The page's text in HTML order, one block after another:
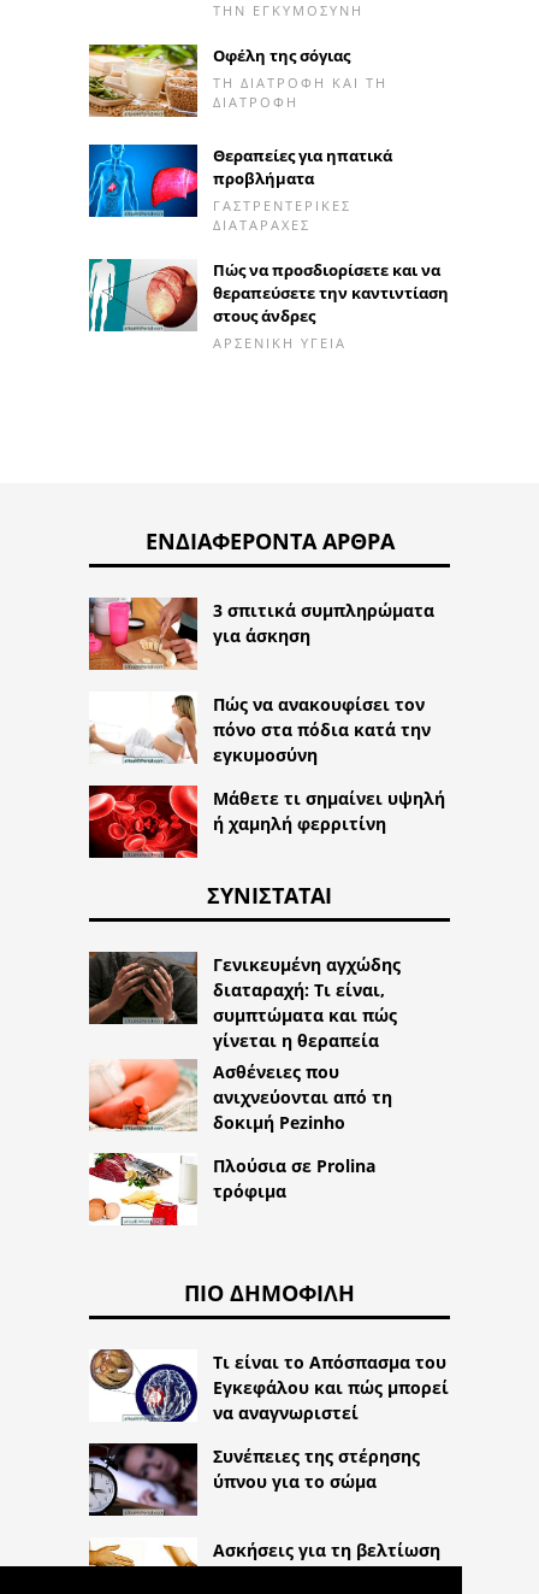
ΤΗΝ ΕΓΚΥΜΟΣΎΝΗ
Οφέλη της σόγιας
ΤΗ ΔΙΑΤΡΟΦΉ ΚΑΙ ΤΗ
ΔΙΑΤΡΟΦΉ
Θεραπείες για ηπατικά
προβλήματα
ΓΑΣΤΡΕΝΤΕΡΙΚΈΣ
ΔΙΑΤΑΡΑΧΈΣ
Πώς να προσδιορίσετε και να
θεραπεύσετε την καντιντίαση
στους άνδρες
ΑΡΣΕΝΙΚΉ ΥΓΕΊΑ
ΕΝΔΙΑΦΈΡΟΝΤΑ ΆΡΘΡΑ
3 σπιτικά συμπληρώματα
για άσκηση
Πώς να ανακουφίσει τον
πόνο στα πόδια κατά την
εγκυμοσύνη
Μάθετε τι σημαίνει υψηλή
ή χαμηλή φερριτίνη
ΣΥΝΙΣΤΆΤΑΙ
Γενικευμένη αγχώδης
διαταραχή: Τι είναι,
συμπτώματα και πώς
γίνεται η θεραπεία
Ασθένειες που
ανιχνεύονται από τη
δοκιμή Pezinho
Πλούσια σε Prolina
τρόφιμα
ΠΙΟ ΔΗΜΟΦΙΛΉ
Τι είναι το Απόσπασμα του
Εγκεφάλου και πώς μπορεί
να αναγνωριστεί
Συνέπειες της στέρησης
ύπνου για το σώμα
Ασκήσεις για τη βελτίωση